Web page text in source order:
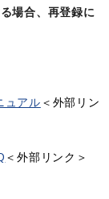
場合、再登録に
ュアル ＜外部リン
＜外部リンク＞